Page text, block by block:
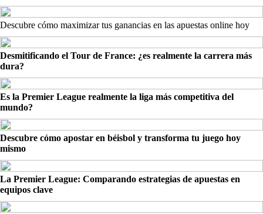
Descubre cómo maximizar tus ganancias en las apuestas online hoy
Desmitificando el Tour de France: ¿es realmente la carrera más
dura?
Es la Premier League realmente la liga más competitiva del
mundo?
Descubre cómo apostar en béisbol y transforma tu juego hoy
mismo
La Premier League: Comparando estrategias de apuestas en
equipos clave